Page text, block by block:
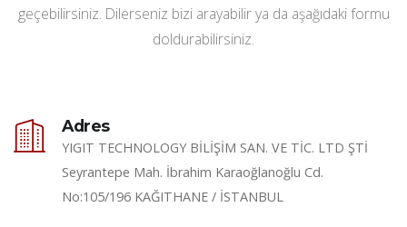
geçebilirsiniz. Dilerseniz bizi arayabilir ya da aşağıdaki formu
doldurabilirsiniz.
Adres
YIGIT TECHNOLOGY BİLİŞİM SAN. VE TİC. LTD ŞTİ
Seyrantepe Mah. İbrahim Karaoğlanoğlu Cd.
No:105/196 KAĞITHANE / İSTANBUL